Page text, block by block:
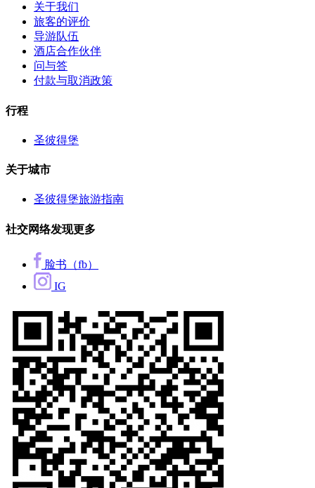
关于我们
旅客的评价
导游队伍
酒店合作伙伴
问与答
付款与取消政策
行程
圣彼得堡
关于城市
圣彼得堡旅游指南
社交网络发现更多
脸书（fb）
IG